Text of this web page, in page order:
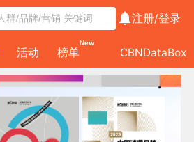
注册/登录
活动 榜单
New
CBNDataBox